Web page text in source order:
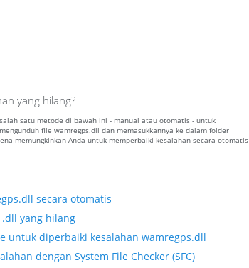
yang hilang?
satu metode di bawah ini - manual atau otomatis - untuk
file wamregps.dll dan memasukkannya ke dalam folder
memungkinkan Anda untuk memperbaiki kesalahan secara otomatis
secara otomatis
yang hilang
untuk diperbaiki kesalahan wamregps.dll
dengan System File Checker (SFC)